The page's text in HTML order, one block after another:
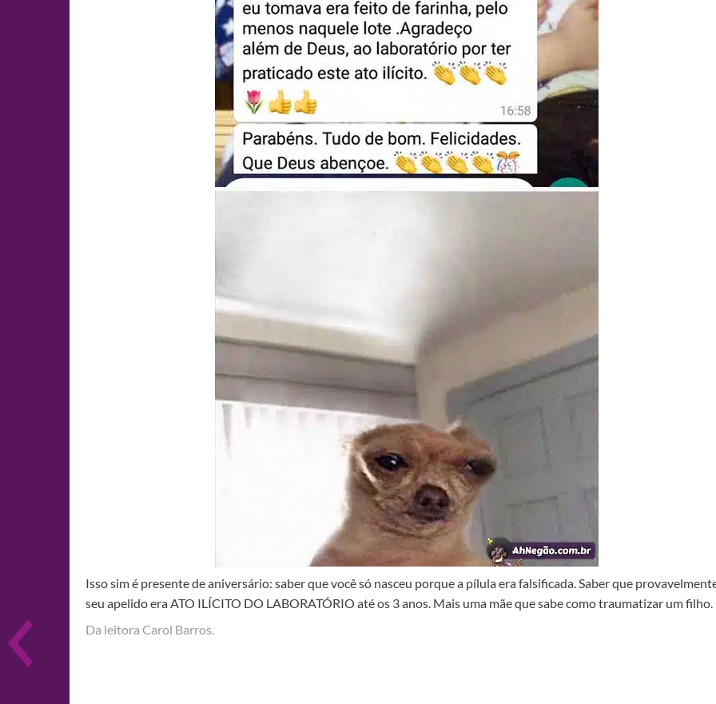
Isso sim é presente de aniversário: saber que você só nasceu porque a pílula era falsificada. Saber que
seu apelido era ATO ILÍCITO DO LABORATÓRIO até os 3 anos. Mais uma mãe que sabe como traumatizar um filho.
Da leitora Carol Barros.